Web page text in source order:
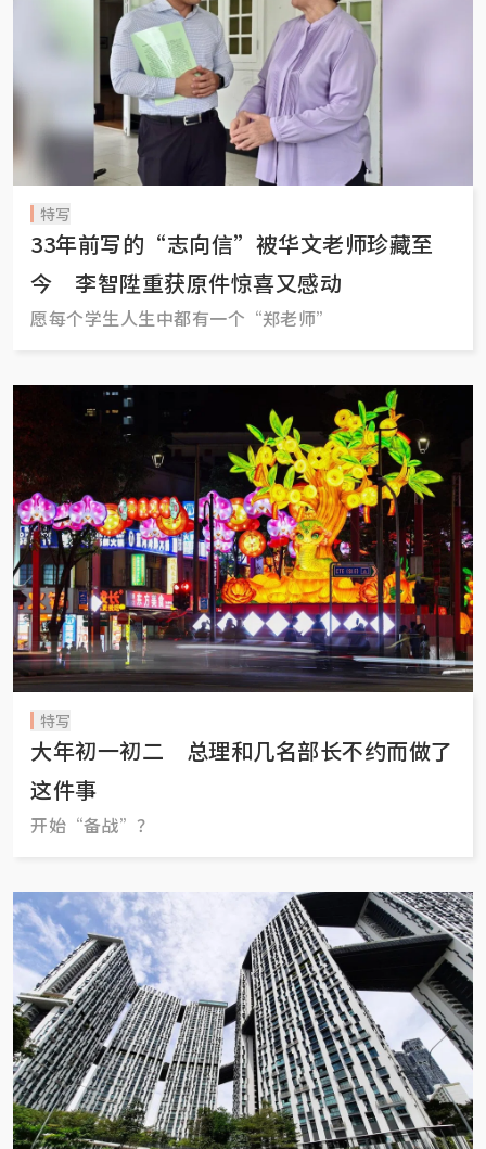
特写
33年前写的“志向信”被华文老师珍藏至
今 李智陞重获原件惊喜又感动
愿每个学生人生中都有一个“郑老师”
特写
大年初一初二 总理和几名部长不约而做了
这件事
开始“备战”？